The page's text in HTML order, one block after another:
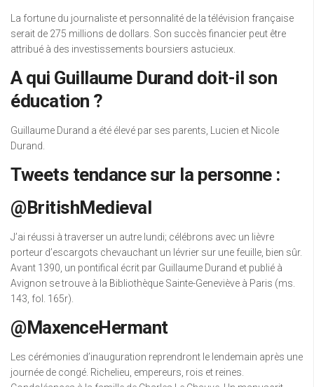
La fortune du journaliste et personnalité de la télévision française
serait de 275 millions de dollars. Son succès financier peut être
attribué à des investissements boursiers astucieux.
A qui Guillaume Durand doit-il son
éducation ?
Guillaume Durand a été élevé par ses parents, Lucien et Nicole
Durand.
Tweets tendance sur la personne :
@BritishMedieval
J’ai réussi à traverser un autre lundi; célébrons avec un lièvre
porteur d’escargots chevauchant un lévrier sur une feuille, bien sûr.
Avant 1390, un pontifical écrit par Guillaume Durand et publié à
Avignon se trouve à la Bibliothèque Sainte-Geneviève à Paris (ms.
143, fol. 165r).
@MaxenceHermant
Les cérémonies d’inauguration reprendront le lendemain après une
journée de congé. Richelieu, empereurs, rois et reines.